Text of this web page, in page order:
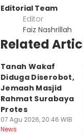
Editorial Team
Editor
Faiz Nashrillah
Related
Tanah Wakaf
Diduga Diserobot,
Jemaah Masjid
Rahmat Surabaya
Protes
07 Agu 2026, 20:46 WIB
News